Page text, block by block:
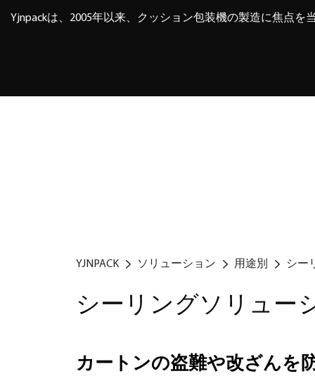
Yjnpackは、2005年以来、クッション包装機の製造に焦点を
YJNPACK ソリューション 用途別 シー
シーリングソリュー
カートンの盗難や改ざんを